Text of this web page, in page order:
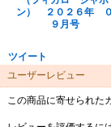
ン） ２０２６年 ０
９月号
ツイート
ユーザーレビュー
この商品に寄せられた